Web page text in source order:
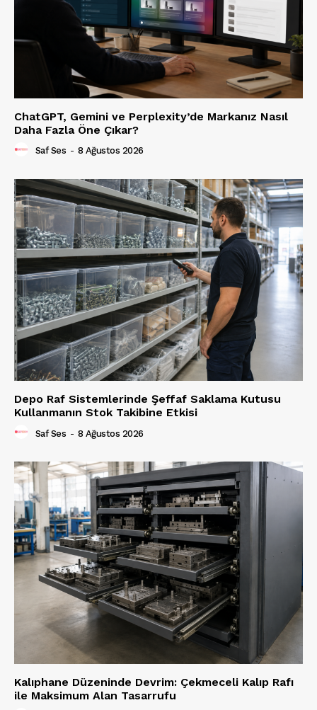
ChatGPT, Gemini ve Perplexity’de Markanız Nasıl
Daha Fazla Öne Çıkar?
Saf Ses - 8 Ağustos 2026
Depo Raf Sistemlerinde Şeffaf Saklama Kutusu
Kullanmanın Stok Takibine Etkisi
Saf Ses - 8 Ağustos 2026
Kalıphane Düzeninde Devrim: Çekmeceli Kalıp Rafı
ile Maksimum Alan Tasarrufu